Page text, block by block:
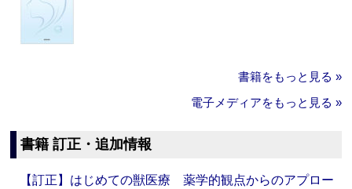
書籍をもっと見る »
電子メディアをもっと見る »
書籍 訂正・追加情報
【訂正】はじめての獣医療 薬学的観点からのアプロー